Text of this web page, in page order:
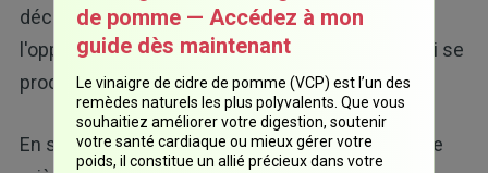
déclenchement d'une réponse de relaxation, à
l'opposé de la réponse de combat ou de fuite qui se
produit en raison du stress.
En se concentrant sur un mot, une phrase ou une
de pomme — Accédez à mon
guide dès maintenant
Le vinaigre de cidre de pomme (VCP) est l’un des
remèdes naturels les plus polyvalents. Que vous
souhaitiez améliorer votre digestion, soutenir
votre santé cardiaque ou mieux gérer votre
poids, il constitue un allié précieux dans votre